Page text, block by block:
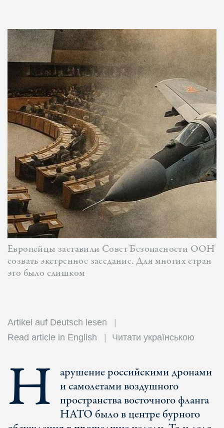
Европейцы заставили Совет Безопасности ООН
созвать экстренное заседание. Для многих стран
это было слишком
Artikel auf Deutsch lesen
Read article in English
Читати українською
Н
арушение российскими дронами
и самолетами воздушного
пространства восточного фланга
НАТО было в центре бурного